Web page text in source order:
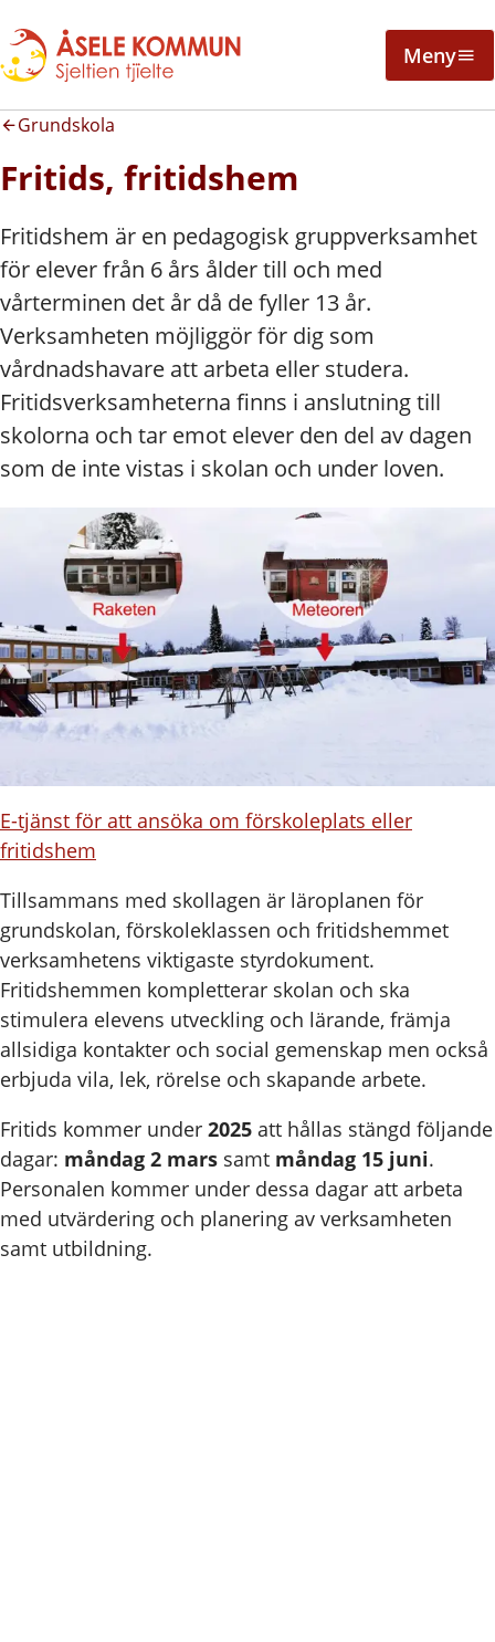
Meny
Grundskola
Fritids, fritidshem
Fritidshem är en pedagogisk gruppverksamhet
för elever från 6 års ålder till och med
vårterminen det år då de fyller 13 år.
Verksamheten möjliggör för dig som
vårdnadshavare att arbeta eller studera.
Fritidsverksamheterna finns i anslutning till
skolorna och tar emot elever den del av dagen
som de inte vistas i skolan och under loven.
E-tjänst för att ansöka om förskoleplats eller
fritidshem
Tillsammans med skollagen är läroplanen för
grundskolan, förskoleklassen och fritidshemmet
verksamhetens viktigaste styrdokument.
Fritidshemmen kompletterar skolan och ska
stimulera elevens utveckling och lärande, främja
allsidiga kontakter och social gemenskap men också
erbjuda vila, lek, rörelse och skapande arbete.
Fritids kommer under 2025 att hållas stängd följande
dagar: måndag 2 mars samt måndag 15 juni.
Personalen kommer under dessa dagar att arbeta
med utvärdering och planering av verksamheten
samt utbildning.